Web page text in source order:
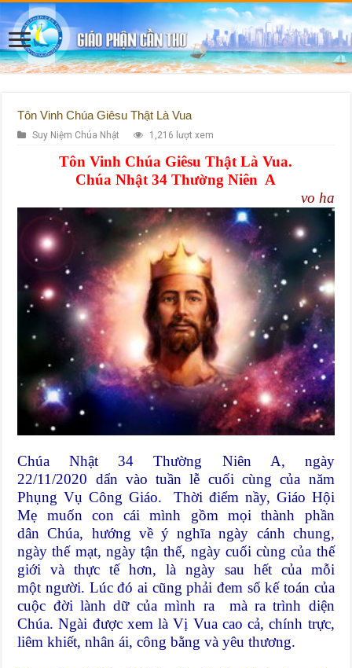
Tôn Vinh Chúa Giêsu Thật Là Vua
Suy Niệm Chúa Nhật 1,216 lượt xem
Tôn Vinh Chúa Giêsu Thật Là Vua.
Chúa Nhật 34 Thường Niên A
vo ha
Chúa Nhật 34 Thường Niên A, ngày
22/11/2020 dẩn vào tuần lễ cuối cùng của năm
Phụng Vụ Công Giáo. Thời điểm nầy, Giáo Hội
Mẹ muốn con cái mình gồm mọi thành phần
dân Chúa, hướng về ý nghĩa ngày cánh chung,
ngày thế mạt, ngày tận thế, ngày cuối cùng của thế
giới và thực tế hơn, là ngày sau hết của mỗi
một người. Lúc đó ai cũng phải đem sổ kế toán của
cuộc đời lành dữ của mình ra mà ra trình diện
Chúa. Ngài được xem là Vị Vua cao cả, chính trực,
liêm khiết, nhân ái, công bằng và yêu thương.